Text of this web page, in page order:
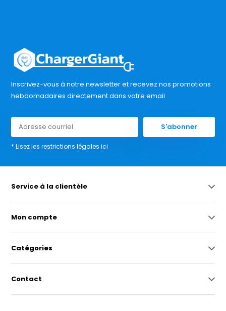
Inscrivez-vous à notre newsletter et recevez nos promotions
hebdomadaires directement dans votre email
S'abonner
* Lisez les restrictions légales ici
Service à la clientèle
Mon compte
Catégories
Contact